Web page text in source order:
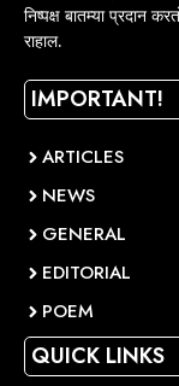
निष्पक्ष बातम्या प्रदान
राहाल.
IMPORTANT!
ARTICLES
NEWS
GENERAL
EDITORIAL
POEM
QUICK LINKS